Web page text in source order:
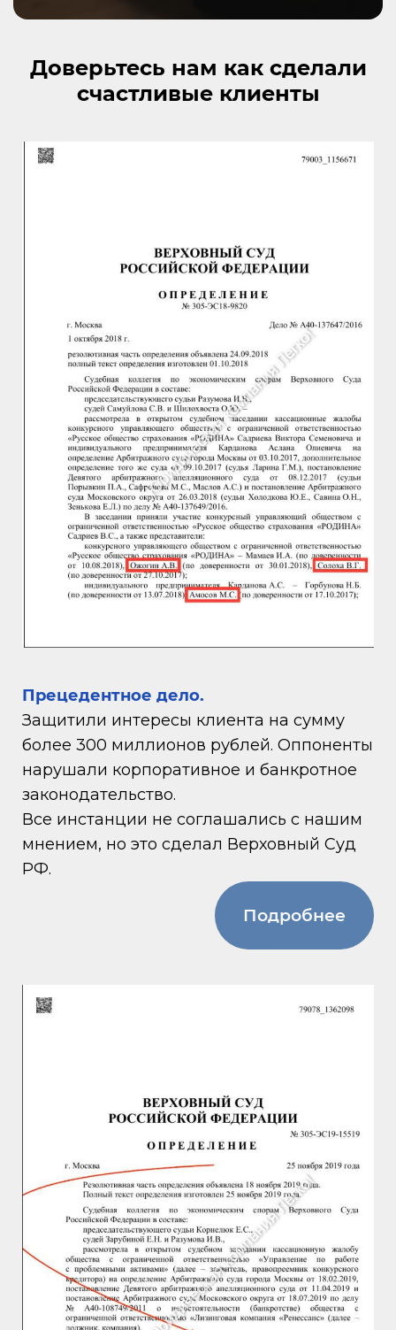
Доверьтесь нам как сделали
счастливые клиенты
Прецедентное дело.
Защитили интересы клиента на сумму
более 300 миллионов рублей. Оппоненты
нарушали корпоративное и банкротное
законодательство.
Все инстанции не соглашались с нашим
мнением, но это сделал Верховный Суд
РФ.
Подробнее